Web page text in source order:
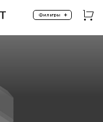
Фильтры +